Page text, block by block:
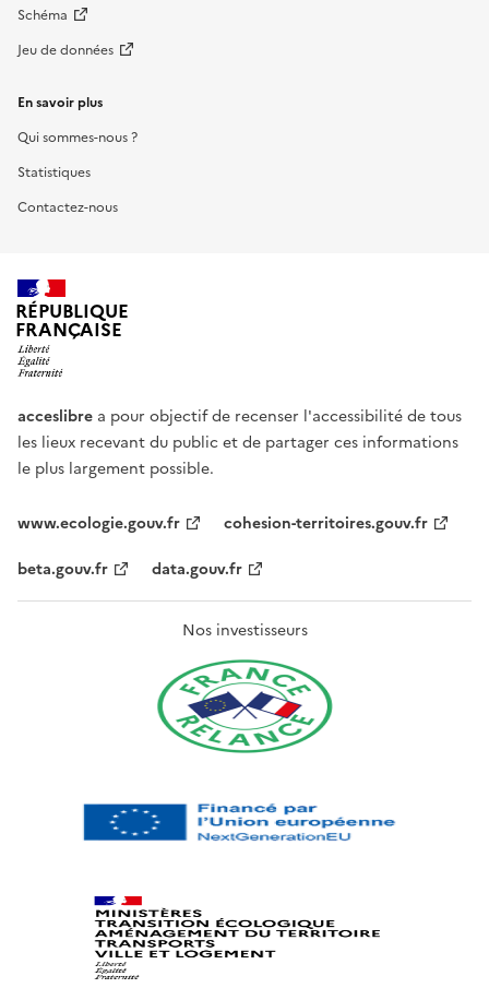
Schéma
Jeu de données
En savoir plus
Qui sommes-nous ?
Statistiques
Contactez-nous
RÉPUBLIQUE
FRANÇAISE
acceslibre a pour objectif de recenser l'accessibilité de tous
les lieux recevant du public et de partager ces informations
le plus largement possible.
www.ecologie.gouv.fr
cohesion-territoires.gouv.fr
beta.gouv.fr
data.gouv.fr
Nos investisseurs